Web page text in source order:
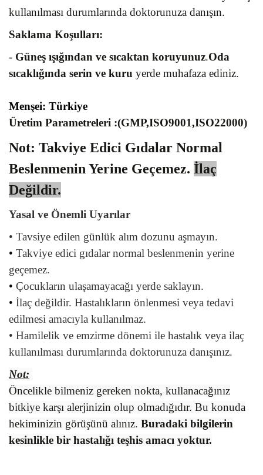
kullanılması durumlarında doktorunuza danışın.
Saklama Koşulları:
- Güneş ışığından ve sıcaktan koruyunuz.Oda
sıcaklığında serin ve kuru yerde muhafaza ediniz.
Menşei: Türkiye
Üretim Parametreleri :(GMP,ISO9001,ISO22000)
Not: Takviye Edici Gıdalar Normal
Beslenmenin Yerine Geçemez. İlaç
Değildir.
Yasal ve Önemli Uyarılar
• Tavsiye edilen günlük alım dozunu aşmayın.
• Takviye edici gıdalar normal beslenmenin yerine
geçemez.
• Çocukların ulaşamayacağı yerde saklayın.
• İlaç değildir. Hastalıkların önlenmesi veya tedavi
edilmesi amacıyla kullanılmaz.
• Hamilelik ve emzirme dönemi ile hastalık veya ilaç
kullanılması durumlarında doktorunuza danışınız.
Not:
Öncelikle bilmeniz gereken nokta, kullanacağınız
bitkiye karşı alerjinizin olup olmadığıdır. Bu konuda
hekiminizin görüşünü alınız. Buradaki bilgilerin
kesinlikle bir hastalığı teşhis amacı yoktur.